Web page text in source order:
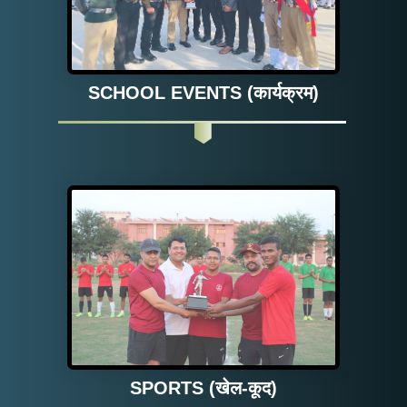
(स्कूल के कार्यक्रम और दौरे)
SCHOOL EVENTS (कार्यक्रम)
SPORTS (खेल-कूद)